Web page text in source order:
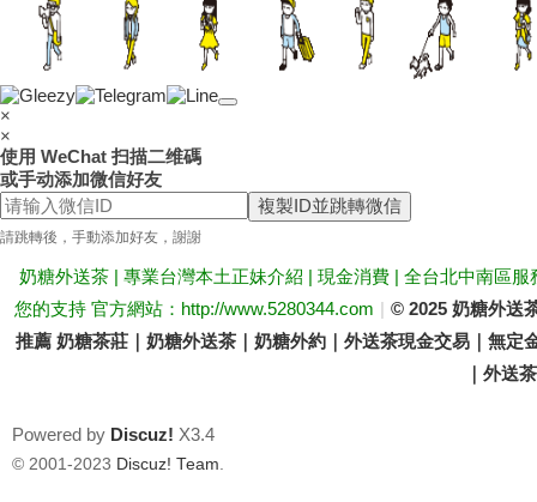
送
茶
×
×
使用 WeChat 扫描二维碼
或手动添加微信好友
複製ID並跳轉微信
請跳轉後，手動添加好友，謝謝
奶糖外送茶 | 專業台灣本土正妹介紹 | 現金消費 | 全台北中南區
您的支持 官方網站：http://www.5280344.com | © 2025 奶糖外送
推薦 奶糖茶莊｜奶糖外送茶｜奶糖外約｜外送茶現金交易｜無
｜外送
Powered by Discuz! X3.4
© 2001-2023 Discuz! Team.